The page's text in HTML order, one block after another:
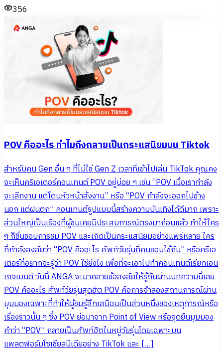
356
POV คืออะไร ทำไมถึงกลายเป็นกระแสนิยมบน Tiktok
สำหรับคน Gen อื่น ๆ ที่ไม่ใช่ Gen Z เวลาที่เข้าไปเล่น TikTok คุณคง
จะเห็นครีเอเตอร์คอนเทนต์ POV อยู่บ่อย ๆ เช่น “POV เมื่อเรากำลัง
จะเลิกงาน แต่โดนหัวหน้าสั่งงาน” หรือ “POV กำลังจะออกไปข้าง
นอก แต่ฝนตก” คอนเทนต์รูปแบบนี้สร้างความบันเทิงได้ดีมาก เพราะ
ส่วนใหญ่เป็นเรื่องที่ผู้ชมเคยมีประสบการณ์ตรงมาก่อนแล้ว ทำให้ใคร
ๆ ก็ชื่นชอบการชม POV และเกิดเป็นกระแสนิยมอย่างแพร่หลาย ใคร
ที่กำลังสงสัยว่า “POV คืออะไร ศัพท์วัยรุ่นที่คนชอบใช้กัน” หรือครีเอ
เตอร์ที่อยากจะรู้ว่า POV ใช้ยังไง เพื่อที่จะเอาไปทำคอนเทนต์เรียกเอน
เกจเมนต์ วันนี้ ANGA จะมาคลายข้อสงสัยให้รู้กันผ่านบทความนี้เลย
POV คืออะไร ศัพท์วัยรุ่นสุดฮิต POV คือการจำลองสถานการณ์ผ่าน
มุมมองเฉพาะที่ทำให้ผู้ชมรู้สึกเสมือนเป็นส่วนหนึ่งของเหตุการณ์หรือ
เรื่องราวนั้น ๆ ซึ่ง POV ย่อมาจาก Point of View หรือจุดยืนมุมมอง
คำว่า “POV” กลายเป็นศัพท์ฮิตในหมู่วัยรุ่นโดยเฉพาะบน
แพลตฟอร์มโซเชียลมีเดียอย่าง TikTok และ […]